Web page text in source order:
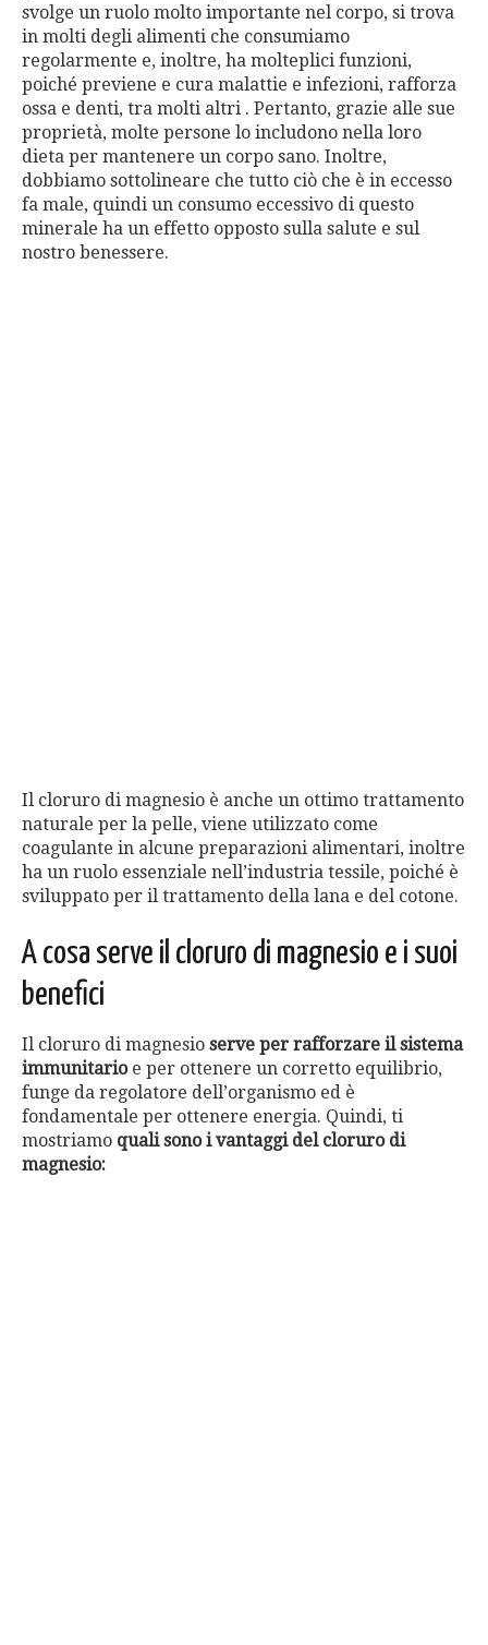
svolge un ruolo molto importante nel corpo, si trova
in molti degli alimenti che consumiamo
regolarmente e, inoltre, ha molteplici funzioni,
poiché previene e cura malattie e infezioni, rafforza
ossa e denti, tra molti altri . Pertanto, grazie alle sue
proprietà, molte persone lo includono nella loro
dieta per mantenere un corpo sano. Inoltre,
dobbiamo sottolineare che tutto ciò che è in eccesso
fa male, quindi un consumo eccessivo di questo
minerale ha un effetto opposto sulla salute e sul
nostro benessere.
Il cloruro di magnesio è anche un ottimo trattamento
naturale per la pelle, viene utilizzato come
coagulante in alcune preparazioni alimentari, inoltre
ha un ruolo essenziale nell’industria tessile, poiché è
sviluppato per il trattamento della lana e del cotone.
A cosa serve il cloruro di magnesio e i suoi
benefici
Il cloruro di magnesio serve per rafforzare il sistema
immunitarioe per ottenere un corretto equilibrio,
funge da regolatore dell’organismo ed è
fondamentale per ottenere energia. Quindi, ti
mostriamo quali sono i vantaggi del cloruro di
magnesio: